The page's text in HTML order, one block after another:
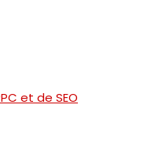
et de SEO